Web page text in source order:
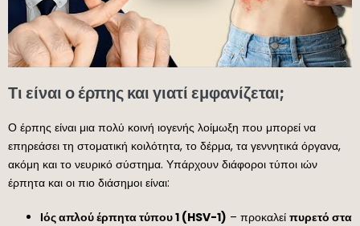
Τι είναι ο έρπης και γιατί εμφανίζεται;
Ο έρπης είναι μια πολύ κοινή ιογενής λοίμωξη που μπορεί να
επηρεάσει τη στοματική κοιλότητα, το δέρμα, τα γεννητικά όργανα,
ακόμη και το νευρικό σύστημα. Υπάρχουν διάφοροι τύποι ιών
έρπητα και οι πιο διάσημοι είναι:
Ιός απλού έρπητα τύπου 1 (HSV-1) – προκαλεί πυρετό στα